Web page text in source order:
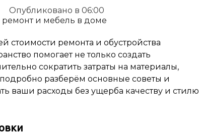
Опубликовано в 06:00
стоимости ремонта и обустройства
помогает не только создать
сократить затраты на материалы,
разберём основные советы и
ваши расходы без ущерба качеству и стилю